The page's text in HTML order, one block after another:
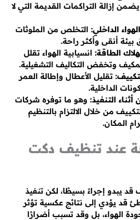
إزالة التراكمات القديمة التي لا
الداخلي: التخلص من الملوثات
بيئة أنقى وأكثر راحة.
الطاقة: انسيابية الهواء تقلل
وتخفض التكاليف التشغيلية.
تقليل الأعطال وإطالة العمر
الداخلية.
التنفيذ: وهو ما توفره شركات
من خلال الالتزام بالتنظيم
المكان.
عند تنظيف دكت
يبدو إجراءً بسيطًا، لكن تنفيذ
قد يؤدي إلى نتائج عكسية تؤثر
الهواء، بل وقد تسبب أضرارًا